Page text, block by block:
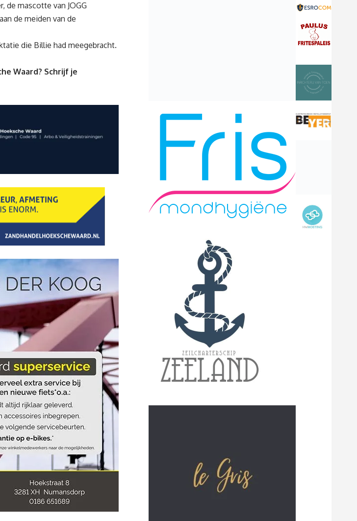
mascotte van JOGG
de meiden van de
die Billie had meegebracht.
Waard? Schrijf je